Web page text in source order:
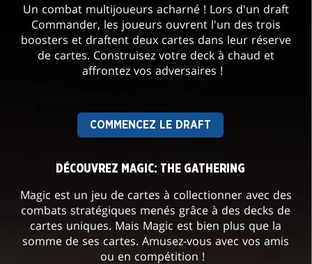
Un combat multijoueurs acharné ! Lors d'un draft
Commander, les joueurs ouvrent l'un des trois
boosters et draftent deux cartes dans leur réserve
de cartes. Construisez votre deck à chaud et
affrontez vos adversaires !
COMMENCEZ LE DRAFT
DÉCOUVREZ MAGIC: THE GATHERING
Magic est un jeu de cartes à collectionner avec des
combats stratégiques menés grâce à des decks de
cartes uniques. Mais Magic est bien plus que la
somme de ses cartes. Amusez-vous avec vos amis
ou en compétition !